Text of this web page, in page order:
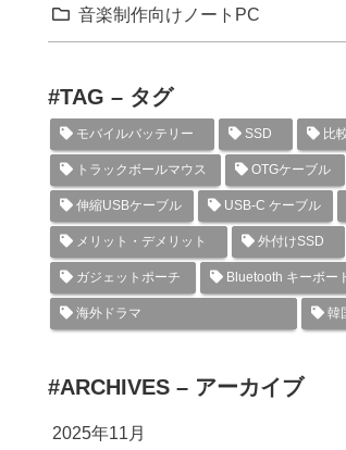
音楽制作向けノートPC
#TAG – タグ
モバイルバッテリー SSD 比
トラックボールマウス OTGケーブル
伸縮USBケーブル USB-C ケーブル
メリット・デメリット 外付けSSD
ガジェットポーチ Bluetooth キーボー
海外ドラマ 韓
#ARCHIVES – アーカイブ
2025年11月